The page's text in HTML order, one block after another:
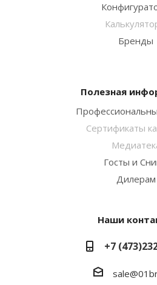
Бренды
Полезная
Сертификаты
Госты и
Дилерам
Наши
+7